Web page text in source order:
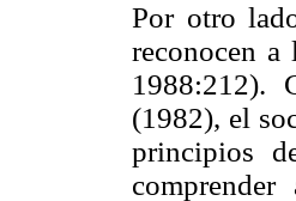
Por otro
reconocen
1988:212).
(1982), el
principios